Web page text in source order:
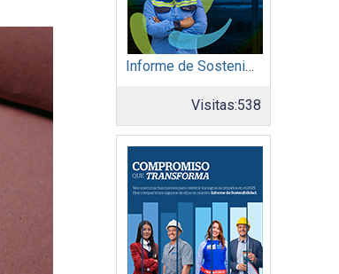
Informe de Sostenibilidad 2025: Afinia filial del Grupo EPM
Visitas:538